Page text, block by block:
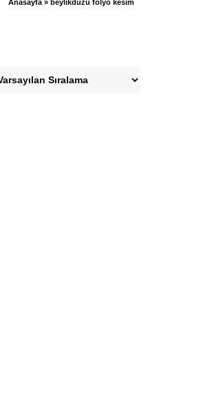
Anasayfa » beylikdüzü folyo kesim